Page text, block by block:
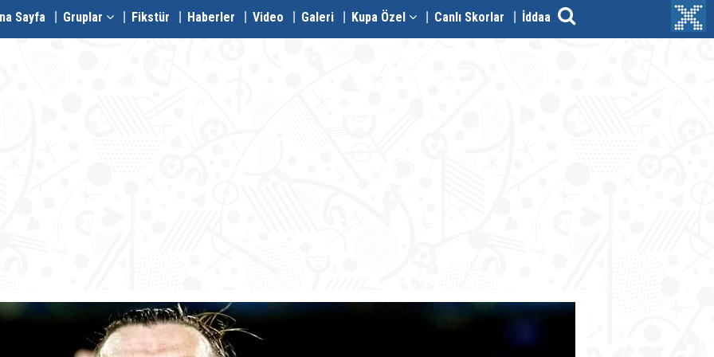
Sayfa Gruplar Fikstür Haberler Video Galeri Kupa Özel Canlı Skorlar İddaa